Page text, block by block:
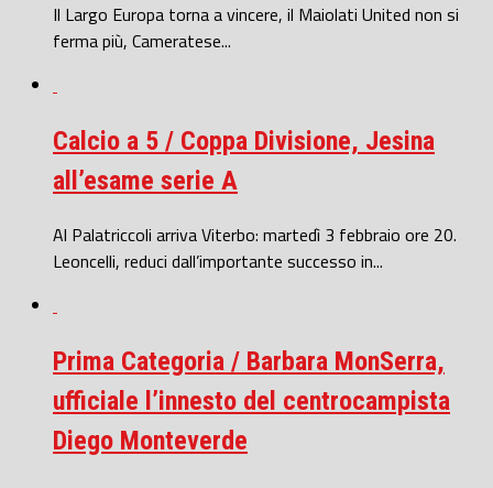
Il Largo Europa torna a vincere, il Maiolati United non si
ferma più, Cameratese...
Calcio a 5 / Coppa Divisione, Jesina
all’esame serie A
Al Palatriccoli arriva Viterbo: martedì 3 febbraio ore 20.
Leoncelli, reduci dall’importante successo in...
Prima Categoria / Barbara MonSerra,
ufficiale l’innesto del centrocampista
Diego Monteverde